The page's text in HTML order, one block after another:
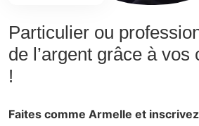
Particulier ou
de l’argent grâce à vos
!
Faites comme Armelle et